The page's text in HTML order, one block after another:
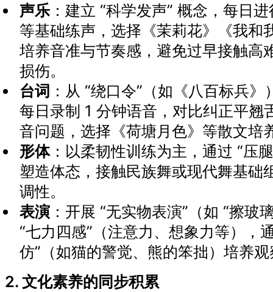
声乐 ：建立 “科学发声” 概念，每日
等基础练声，选择《茉莉花》《我和
培养音准与节奏感，避免过早接触高
损伤。
台词 ：从 “绕口令”（如《八百标兵
每日录制 1 分钟语音，对比纠正平翘
音问题，选择《荷塘月色》等散文培
形体：以柔韧性训练为主，通过 “压
塑造体态，接触民族舞或现代舞基础
调性。
表演 ：开展 “无实物表演”（如 “擦玻
“七力四感”（注意力、想象力等），
仿”（如猫的警觉、熊的笨拙）培养
2. 文化素养的同步积累